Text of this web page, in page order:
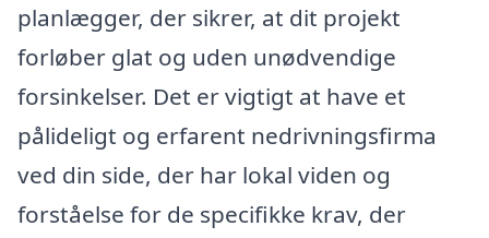
planlægger, der sikrer, at dit projekt
forløber glat og uden unødvendige
forsinkelser. Det er vigtigt at have et
pålideligt og erfarent nedrivningsfirma
ved din side, der har lokal viden og
forståelse for de specifikke krav, der